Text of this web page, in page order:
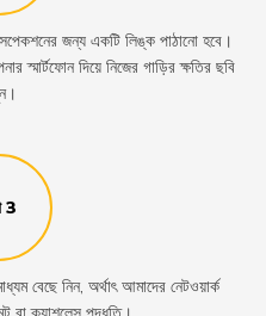
জন্য একটি লিঙ্ক পাঠানো হবে।
স্মার্টফোন দিয়ে নিজের গাড়ির ক্ষতির ছবি
3
বেছে নিন, অর্থাৎ আমাদের নেটওয়ার্ক